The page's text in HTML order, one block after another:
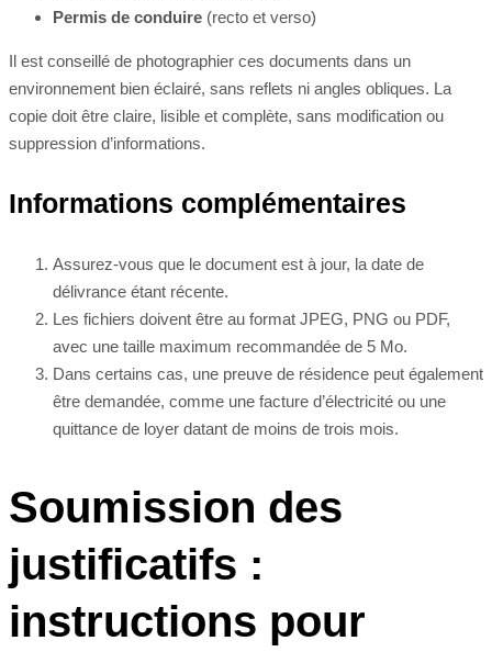
Permis de conduire (recto et verso)
Il est conseillé de photographier ces documents dans un
environnement bien éclairé, sans reflets ni angles obliques. La
copie doit être claire, lisible et complète, sans modification ou
suppression d’informations.
Informations complémentaires
Assurez-vous que le document est à jour, la date de
délivrance étant récente.
Les fichiers doivent être au format JPEG, PNG ou PDF,
avec une taille maximum recommandée de 5 Mo.
Dans certains cas, une preuve de résidence peut également
être demandée, comme une facture d’électricité ou une
quittance de loyer datant de moins de trois mois.
Soumission des
justificatifs :
instructions pour